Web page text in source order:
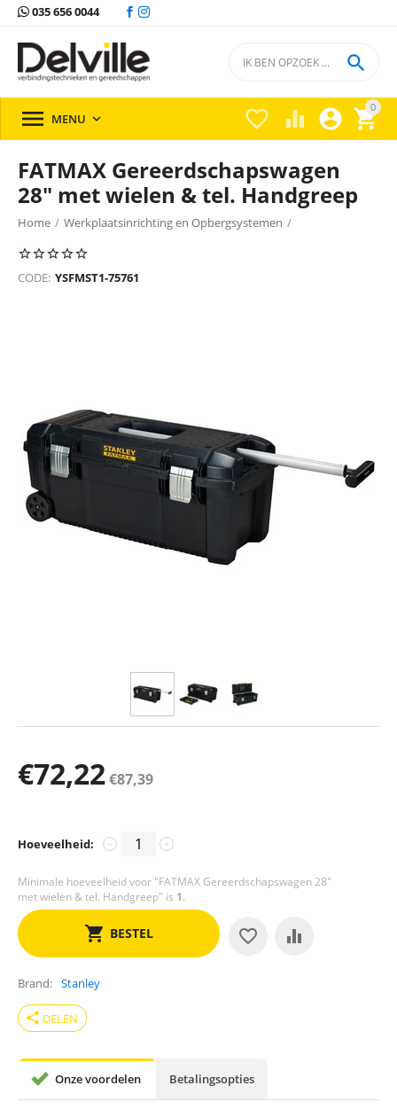
035 656 0044
0


 

 MENU 
FATMAX Gereerdschapswagen
28" met wielen & tel. Handgreep
Home / Werkplaatsinrichting en Opbergsystemen /
Gereedschapskisten
CODE: YSFMST1-75761
€72,22€87,39
Hoeveelheid: +
−
Minimale hoeveelheid voor "FATMAX Gereerdschapswagen 28"
met wielen & tel. Handgreep" is 1.
BESTEL
Brand Stanley
share DELEN
Onze voordelen Betalingsopties